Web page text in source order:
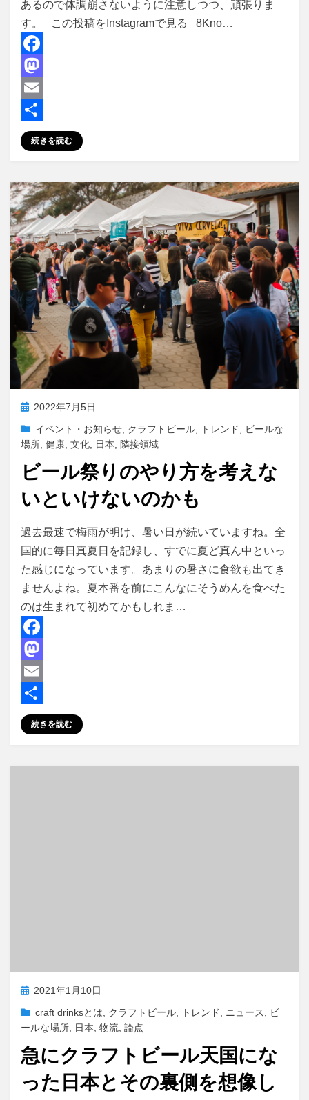
あるので体調崩さないように注意しつつ、頑張りま
す。 この投稿をInstagramで見る 8Kno…
F
a
c
e
b
o
k
M
a
s
d
o
n
E
m
a
l
共
有
続きを読む
投 2022年7月5日
イベント・お知らせ クラフトビール トレンド
ビールな
場所 健康 文化 日本 隣接領域
ビール祭りのやり方を考えな
いといけないのかも
投稿者master
過去最速で梅雨が明け、暑い日が続いていますね。全
国的に毎日真夏日を記録し、すでに夏ど真ん中といっ
た感じになっています。あまりの暑さに食欲も出てき
ませんよね。夏本番を前にこんなにそうめんを食べた
のは生まれて初めてかもしれま…
F
a
c
e
b
M
a
s
E
m
a
共
有
続きを読む
投 2021年1月10日
craft drinksとは
クラフトビール トレンド ニュース
ビ
ールな場所
日本 物流 論点
急にクラフトビール天国にな
った日本とその裏側を想像し